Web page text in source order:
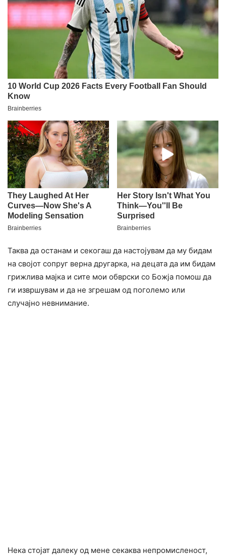
Таква да останам и секогаш да настојувам да му бидам
на својот сопруг верна другарка, на децата да им бидам
грижлива мајка и сите мои обврски со Божја помош да
ги извршувам и да не згрешам од поголемо или
случајно невнимание.
Нека стојат далеку од мене секаква непромисленост,